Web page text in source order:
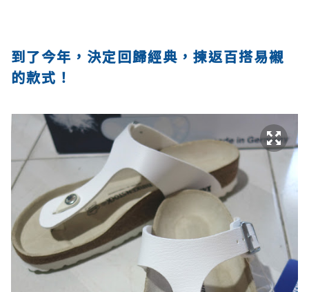
到了今年，決定回歸經典，揀返百搭易襯
的款式！